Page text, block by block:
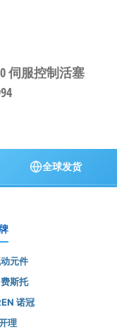
40 伺服控制活塞
全球发货
元件
斯托
诺冠
理